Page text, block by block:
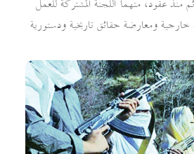
عقود، متهماً اللجنة المشتركة للعمل
خارجية ومعارضة حقائق تاريخية ودستورية